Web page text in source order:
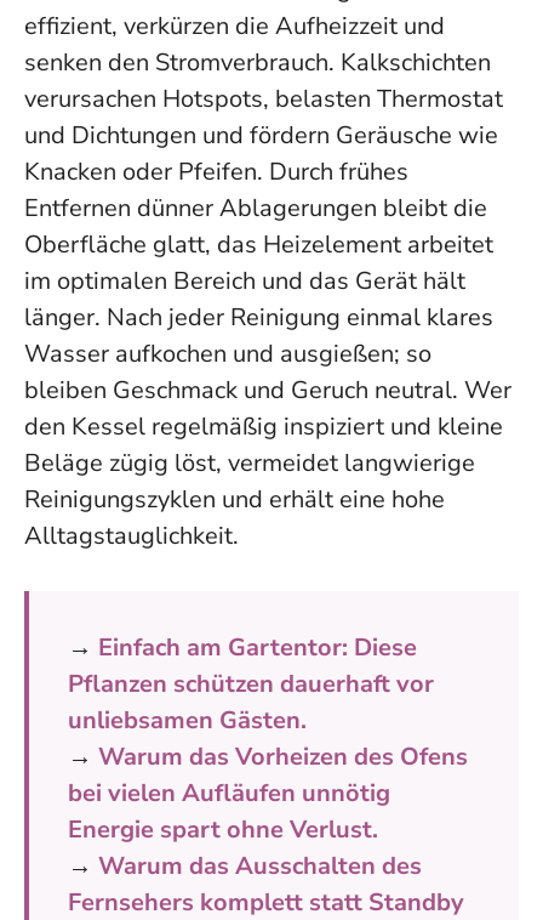
effizient, verkürzen die Aufheizzeit und
senken den Stromverbrauch. Kalkschichten
verursachen Hotspots, belasten Thermostat
und Dichtungen und fördern Geräusche wie
Knacken oder Pfeifen. Durch frühes
Entfernen dünner Ablagerungen bleibt die
Oberfläche glatt, das Heizelement arbeitet
im optimalen Bereich und das Gerät hält
länger. Nach jeder Reinigung einmal klares
Wasser aufkochen und ausgießen; so
bleiben Geschmack und Geruch neutral. Wer
den Kessel regelmäßig inspiziert und kleine
Beläge zügig löst, vermeidet langwierige
Reinigungszyklen und erhält eine hohe
Alltagstauglichkeit.
→ Einfach am Gartentor: Diese
Pflanzen schützen dauerhaft vor
unliebsamen Gästen.
→ Warum das Vorheizen des Ofens
bei vielen Aufläufen unnötig
Energie spart ohne Verlust.
→ Warum das Ausschalten des
Fernsehers komplett statt Standby